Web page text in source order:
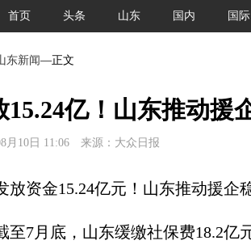
首页 头条 山东 国内 国际
东新闻—正文
15.24亿！山东推动援
月10日 11:06 来源：大众日报
资金15.24亿元！山东推动援企
月底，山东缓缴社保费18.2亿